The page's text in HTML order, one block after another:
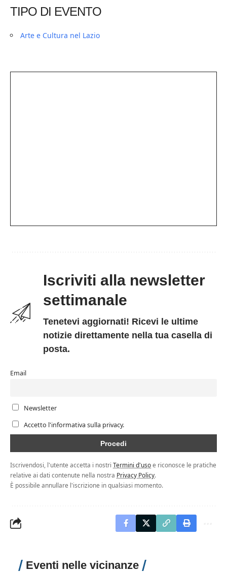
TIPO DI EVENTO
Arte e Cultura nel Lazio
Iscriviti alla newsletter
settimanale
Tenetevi aggiornati! Ricevi le ultime
notizie direttamente nella tua casella di
posta.
Email
Newsletter
Accetto l'informativa sulla privacy.
Iscrivendosi, l'utente accetta i nostri Termini d'usoe riconosce le pratiche
relative ai dati contenute nella nostra Privacy Policy.
È possibile annullare l'iscrizione in qualsiasi momento.
Eventi nelle vicinanze